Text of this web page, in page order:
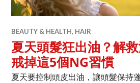
BEAUTY & HEALTH, HAIR
夏天頭髮狂出油？解
戒掉這5個NG習慣
夏天要控制頭皮出油，讓頭髮保持